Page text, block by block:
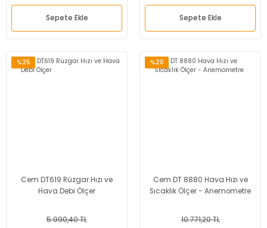
Sepete Ekle Sepete Ekle
%25
Cem DT619 Rüzgar Hızı ve
Hava Debi Ölçer
5.990,40 TL
%20
Cem DT 8880 Hava Hızı ve
Sıcaklık Ölçer - Anemometre
10.771,20 TL